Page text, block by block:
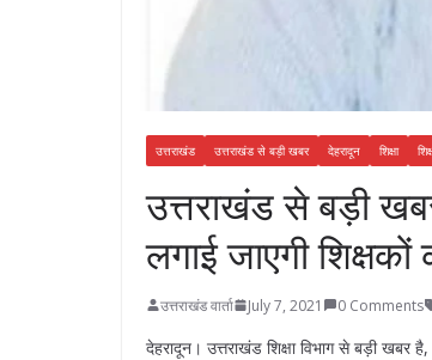
उत्तराखंड उत्तराखंड से बड़ी खबर देहरादून शिक्षा
उत्तराखंड से बड़ी
लगाई जाएगी
उत्तराखंड वार्ता July 7, 2021 0 Comments
देहरादून। उत्तराखंड शिक्षा विभाग से बड़ी खबर